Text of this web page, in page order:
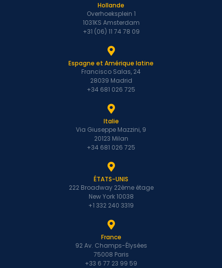
Hollande
Overhoeksplein 1
1031KS Amsterdam
+31 (06) 11 74 78 09
Espagne et Amérique latine
Francisco Salas, 24
28039 Madrid
+34 681 026 725
Italie
Via Giuseppe Mazzini, 9
20123 Milan
+34 681 026 725
ÉTATS-UNIS
222 Broadway 22ème étage
New York 10038
+1 332 240 3319
France
92 Av. Champs-Élysées
75008 Paris
+33 6 77 23 99 59